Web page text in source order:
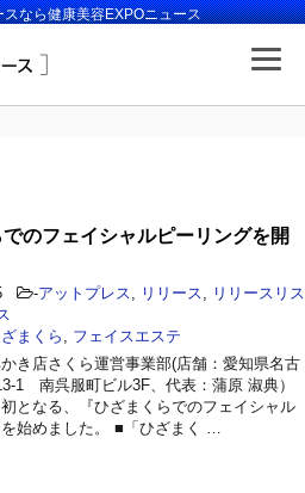
なら健康美容EXPOニュース
のフェイシャルピーリングを開
-アットプレス リリース
リリースリス
まくら
フェイスエステ
き店さくら運営事業部(店舗：愛知県名古
1 南呉服町ビル3F、代表：蒲原 淑典）
となる、『ひざまくらでのフェイシャル
始めました。 ■「ひざまく …